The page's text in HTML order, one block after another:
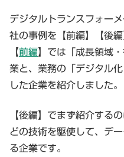
デジタルトランスフォー
社の事例を【前編】【後
【前編】では「成長領域
業と、業務の「デジタル
した企業を紹介しました。
【後編】でまず紹介するの
どの技術を駆使して、デ
る企業です。